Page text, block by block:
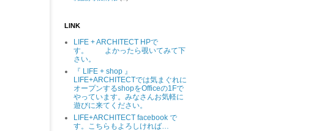
LINK
LIFE + ARCHITECT HPで
す。 よかったら覗いてみて下
さい。
『 LIFE + shop 』
LIFE+ARCHITECTでは気まぐれに
オープンするshopをOfficeの1Fで
やっています。みなさんお気軽に
遊びに来てください。
LIFE+ARCHITECT facebook で
す。こちらもよろしければ…